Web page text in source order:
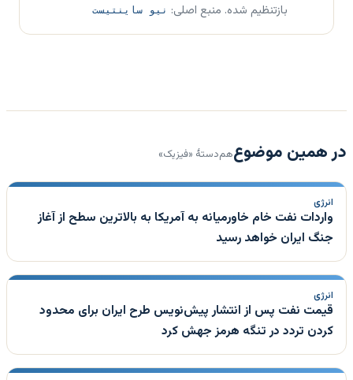
بازتنظیم شده. منبع اصلی: نیو ساینتیست
در همین موضوعهم‌دستهٔ «فیزیک»
انرژی
واردات نفت خام خاورمیانه به آمریکا به بالاترین سطح از آغاز
جنگ ایران خواهد رسید
انرژی
قیمت نفت پس از انتشار پیش‌نویس طرح ایران برای محدود
کردن تردد در تنگه هرمز جهش کرد